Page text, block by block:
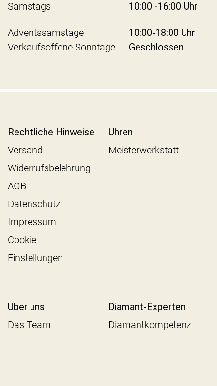
Samstags
10:00 -16:00 Uhr
Adventssamstage
10:00-18:00 Uhr
Verkaufsoffene Sonntage
Geschlossen
Rechtliche Hinweise
Versand
Widerrufsbelehrung
AGB
Datenschutz
Impressum
Cookie-
Einstellungen
Uhren
Meisterwerkstatt
Über uns
Das Team
Diamant-Experten
Diamantkompetenz